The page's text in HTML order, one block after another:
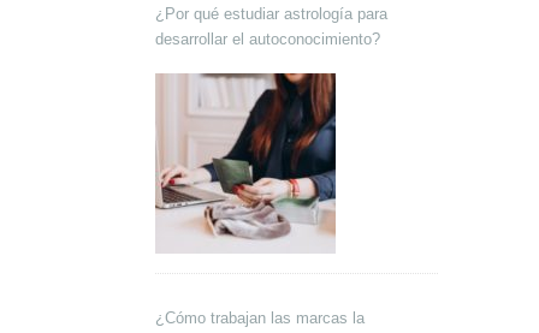
¿Por qué estudiar astrología para
desarrollar el autoconocimiento?
¿Cómo trabajan las marcas la